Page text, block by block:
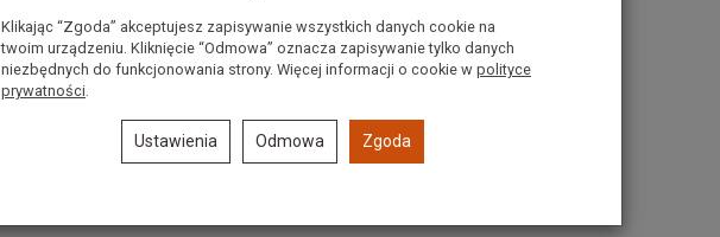
42/52
Klikając “Zgoda” akceptujesz zapisywanie wszystkich danych cookie na
twoim urządzeniu. Kliknięcie “Odmowa” oznacza zapisywanie tylko danych
niezbędnych do funkcjonowania strony. Więcej informacji o cookie w polityce
prywatności
Ustawienia Odmowa Zgoda